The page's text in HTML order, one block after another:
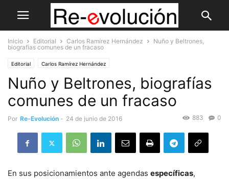
Inicio Editorial Carlos Ramírez Hernández
Nuño y Beltrones,
biografías comunes de un fracaso
Editorial Carlos Ramírez Hernández
Nuño y Beltrones, biografías
comunes de un fracaso
Por Re-Evolución - 24 de junio de 2016 0
883
En sus posicionamientos ante agendas específicas,